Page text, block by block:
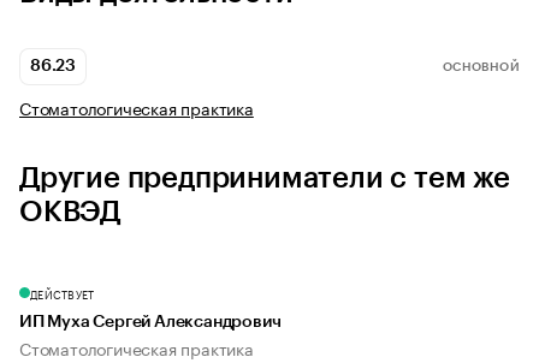
86.23 ОСНОВНОЙ
Стоматологическая практика
Другие предприниматели с тем же
ОКВЭД
ДЕЙСТВУЕТ
ИП Муха Сергей Александрович
Стоматологическая практика